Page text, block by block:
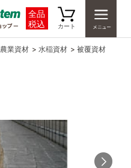
全品
税込
カート
農業資材 > 水稲資材 > 被覆資材